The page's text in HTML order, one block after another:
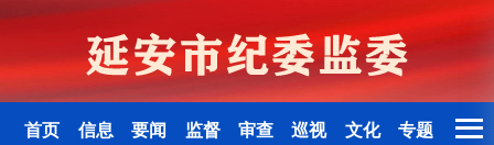
首页 信息 要闻 监督 审查 巡视 文化 专题